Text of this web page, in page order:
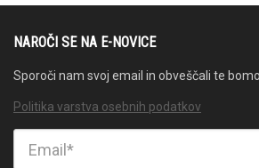
NAROČI SE NA E-NOVICE
Sporoči nam svoj email in obveščali te
Politika varstva osebnih podatkov